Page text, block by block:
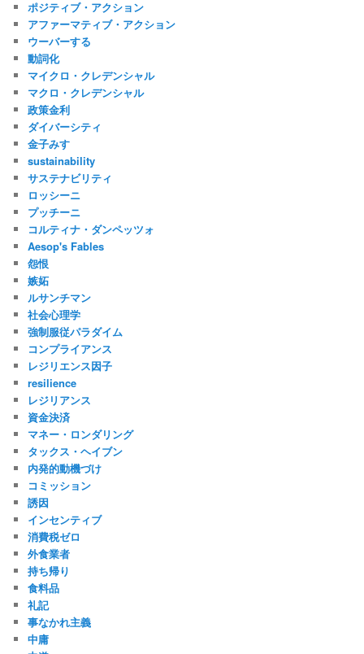
ポジティブ・アクション
アファーマティブ・アクション
ウーバーする
動詞化
マイクロ・クレデンシャル
マクロ・クレデンシャル
政策金利
ダイバーシティ
金子みすゞ
sustainability
サステナビリティ
ロッシーニ
プッチーニ
コルティナ・ダンペッツォ
Aesop's Fables
怨恨
嫉妬
ルサンチマン
社会心理学
強制服従パラダイム
コンプライアンス
レジリエンス因子
resilience
レジリアンス
資金決済
マネー・ロンダリング
タックス・ヘイブン
内発的動機づけ
コミッション
誘因
インセンティブ
消費税ゼロ
外食業者
持ち帰り
食料品
礼記
事なかれ主義
中庸